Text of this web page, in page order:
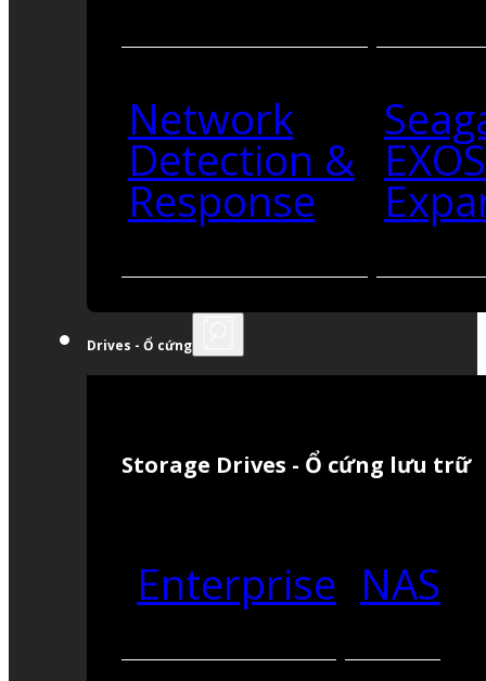
Network
Detection &
Response
EXOS
Drives - Ổ cứng
Storage Drives - Ổ cứng lưu trữ
Enterprise NAS